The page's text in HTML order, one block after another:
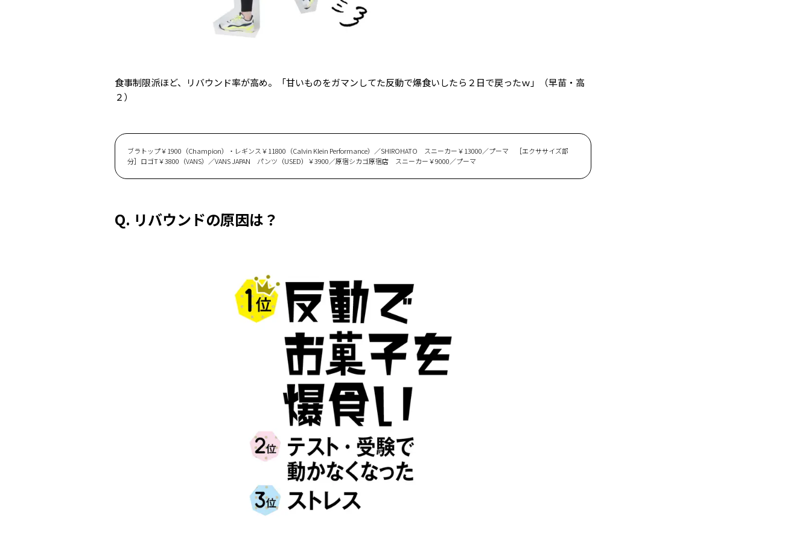
食事制限派ほど、リバウンド率が高め。「甘いものをガマンしてた反動で爆食いしたら２日で戻ったｗ」（早苗・高
２）
ブラトップ￥1900（Champion）・レギンス￥11800（Calvin Klein Performance）／SHIROHATO スニーカー￥13000／プーマ ［エクササイズ部
分］ロゴT￥3800（VANS）／VANS JAPAN パンツ（USED）￥3900／原宿シカゴ原宿店 スニーカー￥9000／プーマ
Q. リバウンドの原因は？